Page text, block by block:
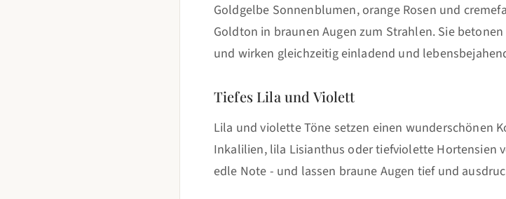
Goldgelbe Sonnenblumen, orange Rosen und
Goldton in braunen Augen zum Strahlen. Sie
und wirken gleichzeitig einladend und
Tiefes Lila und Violett
Lila und violette Töne setzen einen wunderschönen
Inkalilien, lila Lisianthus oder tiefviolette Hortensien
edle Note - und lassen braune Augen tief und